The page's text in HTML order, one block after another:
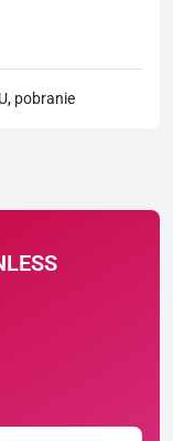
, pobranie